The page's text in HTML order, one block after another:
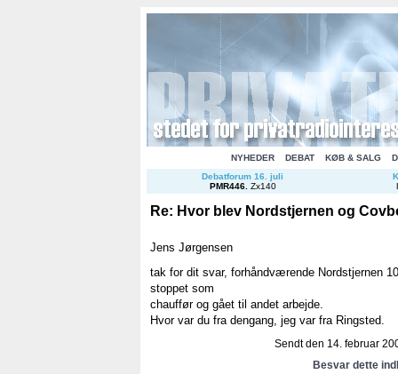
NYHEDER DEBAT KØB & SALG
Debatforum 16. juli
PMR446. Zx140
Re: Hvor blev Nordstjernen og
Jens Jørgensen
tak for dit svar, forhåndværende Nordstjernen
stoppet som
chauffør og gået til andet arbejde.
Hvor var du fra dengang, jeg var fra Ringsted.
Sendt den 14. februar
Besvar dette